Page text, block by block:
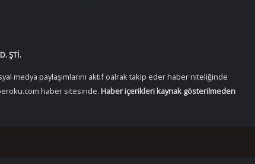
ŞTİ.
medya paylaşımlarını aktif oalrak takip eder haber niteliğinde
haber sitesinde. Haber içerikleri kaynak gösterilmeden